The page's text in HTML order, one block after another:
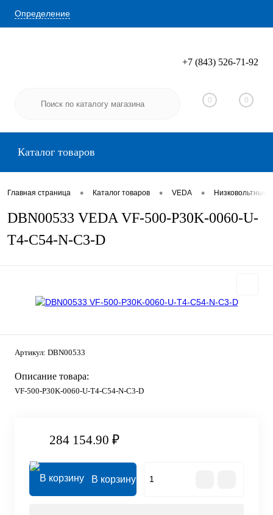
Определение
Вход Регистрация
+7 (843) 526-71-92
0 0
Каталог товаров
Главная страница • Каталог товаров • VEDA •
DBN00533 VEDA VF-500-P30K-0060-U-
T4-C54-N-C3-D
Артикул: DBN00533
Описание товара:
VF-500-P30K-0060-U-T4-C54-N-C3-D
284 154.90 ₽
В корзину